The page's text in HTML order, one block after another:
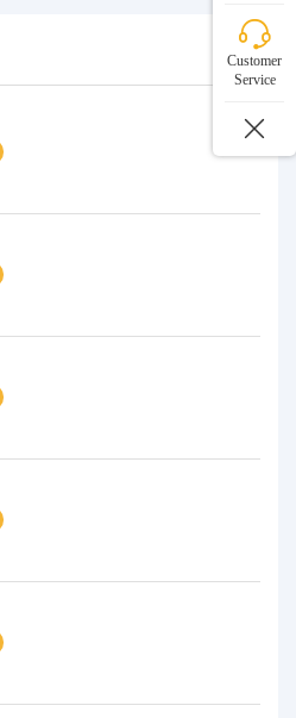
Customer
Service